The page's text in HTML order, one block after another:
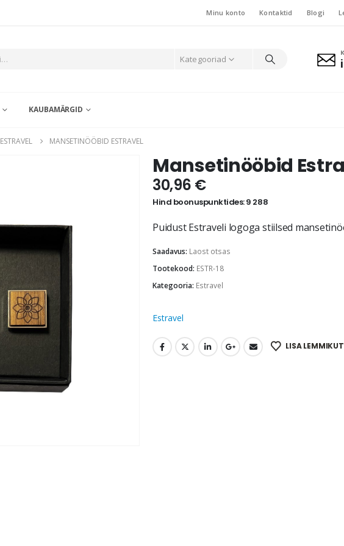
Minu konto Kontaktid Blogi
Kategooriad
KAUBAMÄRGID
ESTRAVEL MANSETINÖÖBID ESTRAVEL
Mansetinööbid
30,96 €
Hind boonuspunktides: 9 288
Puidust Estraveli logoga stiilsed
Saadavus: Laost otsas
Tootekood: ESTR-18
Kategooria: Estravel
Estravel
LISA